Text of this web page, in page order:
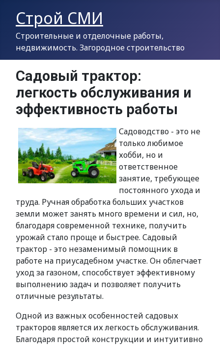
Строй СМИ
Строительные и отделочные работы,
недвижимость. Загородное строительство
Садовый трактор:
легкость обслуживания и
эффективность работы
Садоводство - это не
только любимое
хобби, но и
ответственное
занятие, требующее
постоянного ухода и
труда. Ручная обработка больших участков
земли может занять много времени и сил, но,
благодаря современной технике, получить
урожай стало проще и быстрее. Садовый
трактор - это незаменимый помощник в
работе на приусадебном участке. Он облегчает
уход за газоном, способствует эффективному
выполнению задач и позволяет получить
отличные результаты.
Одной из важных особенностей садовых
тракторов является их легкость обслуживания.
Благодаря простой конструкции и интуитивно